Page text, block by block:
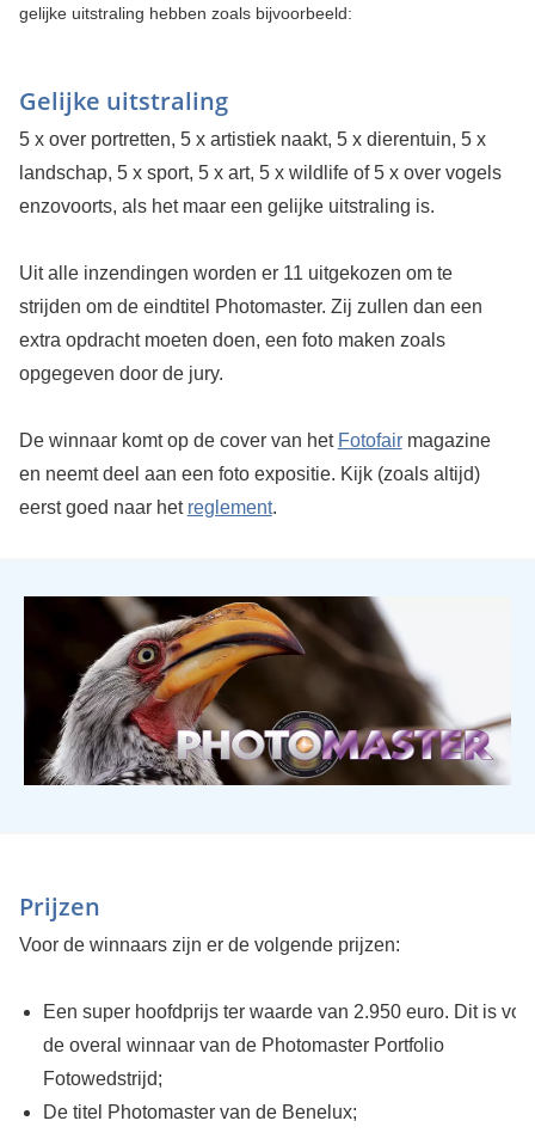
gelijke uitstraling hebben zoals bijvoorbeeld:
Gelijke uitstraling
5 x over portretten, 5 x artistiek naakt, 5 x dierentuin, 5 x
landschap, 5 x sport, 5 x art, 5 x wildlife of 5 x over vogels
enzovoorts, als het maar een gelijke uitstraling is.
Uit alle inzendingen worden er 11 uitgekozen om te
strijden om de eindtitel Photomaster. Zij zullen dan een
extra opdracht moeten doen, een foto maken zoals
opgegeven door de jury.
De winnaar komt op de cover van het Fotofairmagazine
en neemt deel aan een foto expositie. Kijk (zoals altijd)
eerst goed naar het reglement.
Prijzen
Voor de winnaars zijn er de volgende prijzen:
Een super hoofdprijs ter waarde van 2.950 euro. Dit is
de overal winnaar van de Photomaster Portfolio
Fotowedstrijd;
De titel Photomaster van de Benelux;